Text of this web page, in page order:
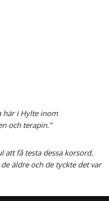
här i Hylte inom
och terapin.”
att få testa dessa korsord.
äldre och de tyckte det var